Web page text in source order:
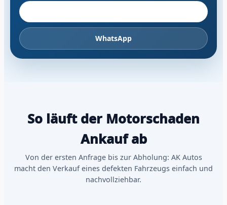
WhatsApp
So läuft der Motorschaden
Ankauf ab
Von der ersten Anfrage bis zur Abholung: AK Autos
macht den Verkauf eines defekten Fahrzeugs einfach und
nachvollziehbar.